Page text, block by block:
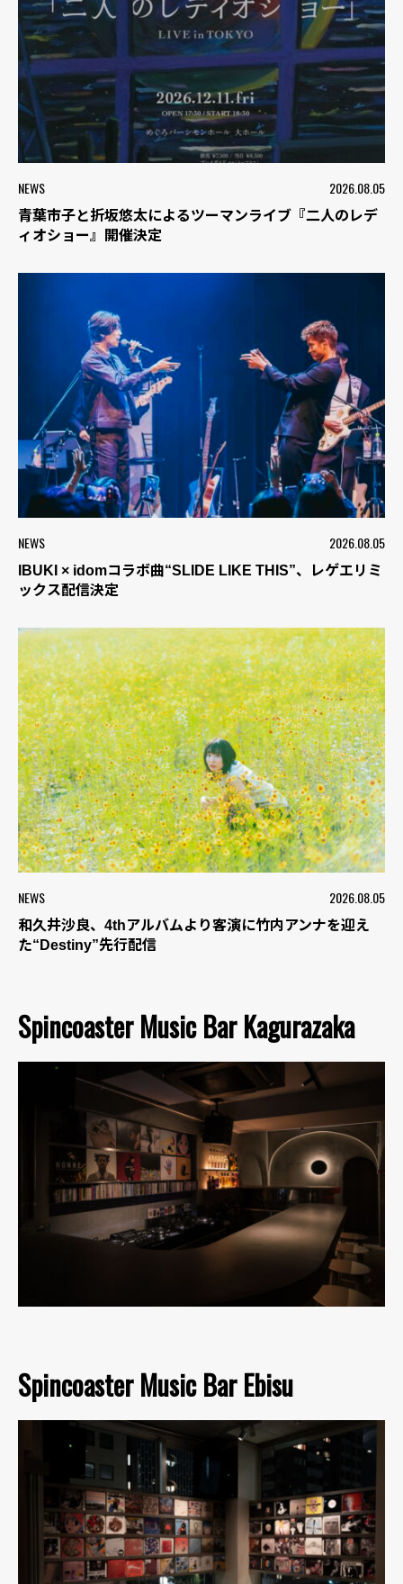
NEWS 2026.08.05
青葉市子と折坂悠太によるツーマンライブ『二人のレデ
ィオショー』開催決定
NEWS 2026.08.05
IBUKI × idomコラボ曲“SLIDE LIKE THIS”、レゲエリミ
ックス配信決定
NEWS 2026.08.05
和久井沙良、4thアルバムより客演に竹内アンナを迎え
た“Destiny”先行配信
Spincoaster Music Bar Kagurazaka
Spincoaster Music Bar Ebisu